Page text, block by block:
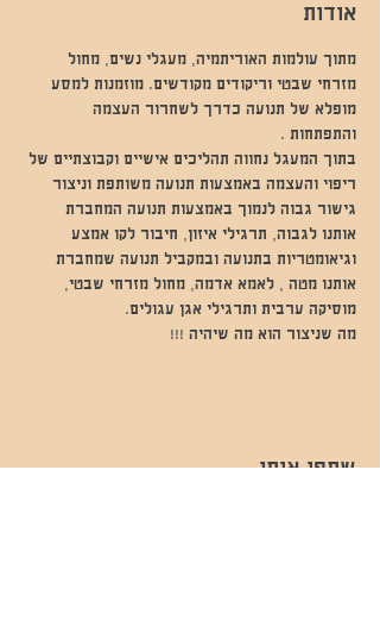
אודות
מתוך עולמות האוריתמיה, מעגלי נשים, מחול
מזרחי שבטי וריקודים מקודשים. מוזמנות למסע
מופלא של תנועה כדרך לשחרור העצמה
והתפתחות .
בתוך המעגל נחווה תהליכים אישיים וקבוצתיים של
ריפוי והעצמה באמצעות תנועה משותפת וניצור
גישור גבוה לנמוך באמצעות תנועה המחברת
אותנו לגבוה, תרגילי איזון, חיבור לקו אמצע
וגיאומטריות בתנועה ובמקביל תנועה שמחברת
אותנו מטה , לאמא אדמה, מחול מזרחי שבטי,
מוסיקה ערבית ותרגילי אגן עגולים.
מה שניצור הוא מה שיהיה !!!
שתפו אותי